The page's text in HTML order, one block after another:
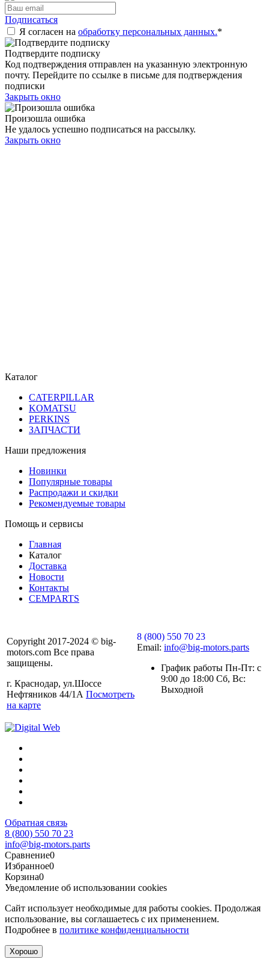
Подписаться
Я согласен на обработку персональных данных.*
Подтвердите подписку
Код подтверждения отправлен на указанную электронную
почту. Перейдите по ссылке в письме для подтверждения
подписки
Закрыть окно
Произошла ошибка
Не удалось успешно подписаться на рассылку.
Закрыть окно
Каталог
CATERPILLAR
KOMATSU
PERKINS
ЗАПЧАСТИ
Наши предложения
Новинки
Популярные товары
Распродажи и скидки
Рекомендуемые товары
Помощь и сервисы
Главная
Каталог
Доставка
Новости
Контакты
CEMPARTS
Copyright 2017-2024 © big-
motors.com Все права
защищены.
г. Краснодар, ул.Шоссе
Нефтяников 44/1А Посмотреть
на карте
8 (800) 550 70 23
Email: info@big-motors.parts
График работы Пн-Пт: с
9:00 до 18:00 Сб, Вс:
Выходной
Обратная связь
8 (800) 550 70 23
info@big-motors.parts
Сравнение0
Избранное0
Корзина0
Уведомление об использовании cookies
Сайт использует необходимые для работы cookies. Продолжая
использование, вы соглашаетесь с их применением.
Подробнее в политике конфиденциальности
Хорошо